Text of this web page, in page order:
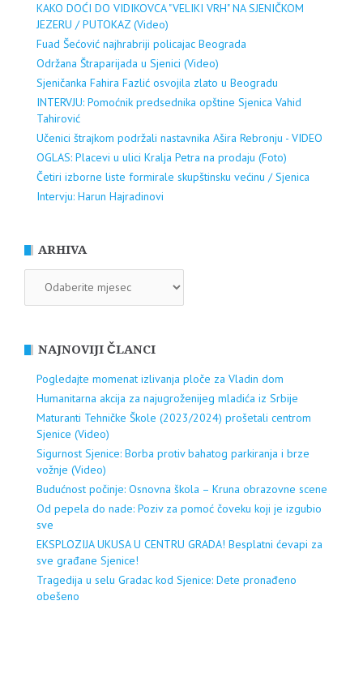
KAKO DOĆI DO VIDIKOVCA "VELIKI VRH" NA SJENIČKOM
JEZERU / PUTOKAZ (Video)
Fuad Šećović najhrabriji policajac Beograda
Održana Štraparijada u Sjenici (Video)
Sjeničanka Fahira Fazlić osvojila zlato u Beogradu
INTERVJU: Pomoćnik predsednika opštine Sjenica Vahid
Tahirović
Učenici štrajkom podržali nastavnika Ašira Rebronju - VIDEO
OGLAS: Placevi u ulici Kralja Petra na prodaju (Foto)
Četiri izborne liste formirale skupštinsku većinu / Sjenica
Intervju: Harun Hajradinovi
ARHIVA
NAJNOVIJI ČLANCI
Pogledajte momenat izlivanja ploče za Vladin dom
Humanitarna akcija za najugroženijeg mladića iz Srbije
Maturanti Tehničke Škole (2023/2024) prošetali centrom
Sjenice (Video)
Sigurnost Sjenice: Borba protiv bahatog parkiranja i brze
vožnje (Video)
Budućnost počinje: Osnovna škola – Kruna obrazovne scene
Od pepela do nade: Poziv za pomoć čoveku koji je izgubio
sve
EKSPLOZIJA UKUSA U CENTRU GRADA! Besplatni ćevapi za
sve građane Sjenice!
Tragedija u selu Gradac kod Sjenice: Dete pronađeno
obešeno